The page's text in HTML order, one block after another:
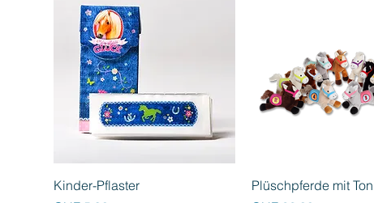
Schnellansicht
Kinder-Pflaster
Schnellansicht
Plüschpferde mit Ton